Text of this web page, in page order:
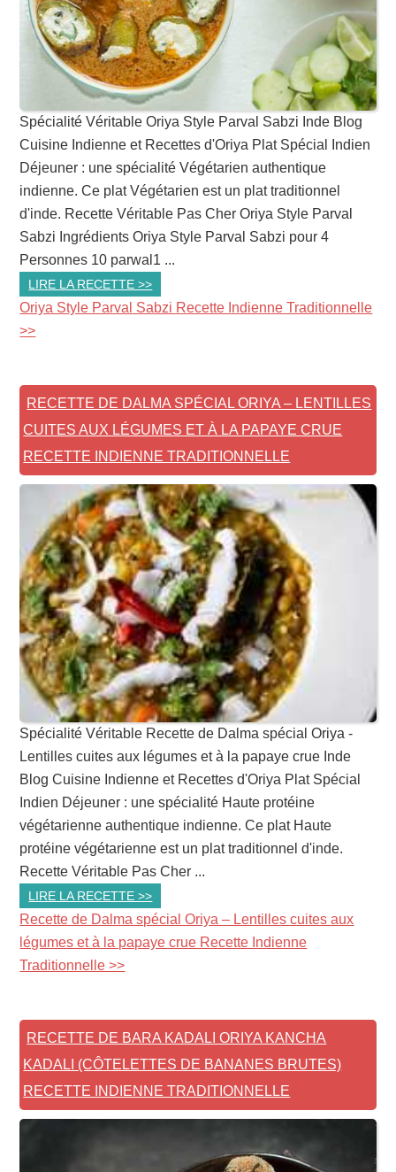
Spécialité Véritable Oriya Style Parval Sabzi Inde Blog
Cuisine Indienne et Recettes d'Oriya Plat Spécial Indien
Déjeuner : une spécialité Végétarien authentique
indienne. Ce plat Végétarien est un plat traditionnel
d'inde. Recette Véritable Pas Cher Oriya Style Parval
Sabzi Ingrédients Oriya Style Parval Sabzi pour 4
Personnes 10 parwal1 ...
LIRE LA RECETTE >>
Oriya Style Parval Sabzi Recette Indienne Traditionnelle
>>
RECETTE DE DALMA SPÉCIAL ORIYA – LENTILLES
CUITES AUX LÉGUMES ET À LA PAPAYE CRUE
RECETTE INDIENNE TRADITIONNELLE
Spécialité Véritable Recette de Dalma spécial Oriya -
Lentilles cuites aux légumes et à la papaye crue Inde
Blog Cuisine Indienne et Recettes d'Oriya Plat Spécial
Indien Déjeuner : une spécialité Haute protéine
végétarienne authentique indienne. Ce plat Haute
protéine végétarienne est un plat traditionnel d'inde.
Recette Véritable Pas Cher ...
LIRE LA RECETTE >>
Recette de Dalma spécial Oriya – Lentilles cuites aux
légumes et à la papaye crue Recette Indienne
Traditionnelle >>
RECETTE DE BARA KADALI ORIYA KANCHA
KADALI (CÔTELETTES DE BANANES BRUTES)
RECETTE INDIENNE TRADITIONNELLE